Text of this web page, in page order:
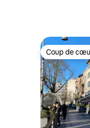
Coup de
Coup de